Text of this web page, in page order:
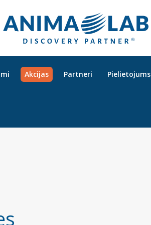
Akcijas Partneri Pielietojums